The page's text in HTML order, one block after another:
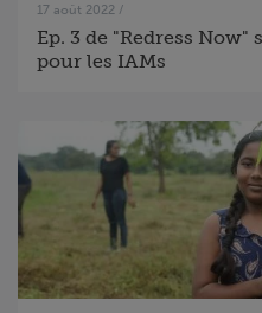
17 août 2022 /
Ep. 3 de "Redress
pour les IAMs